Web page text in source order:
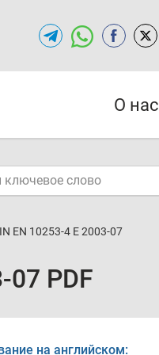
О нас
EN 10253-4 E 2003-07
07 PDF
на английском: